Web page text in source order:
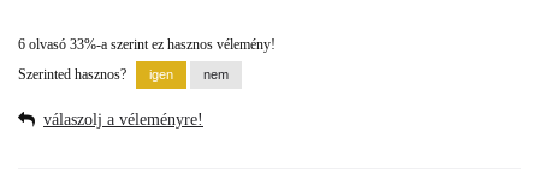
6 olvasó 33%-a szerint ez hasznos vélemény!
Szerinted hasznos?
válaszolj a véleményre!